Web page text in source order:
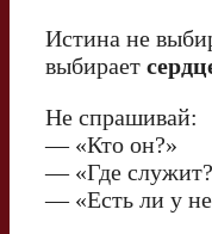
Истина не
выбирает
Не спрашивай:
— «Кто он?»
— «Где
— «Есть ли у